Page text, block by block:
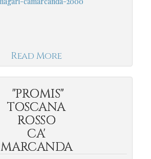
Read More
"PROMIS"
TOSCANA
ROSSO
CA'
MARCANDA